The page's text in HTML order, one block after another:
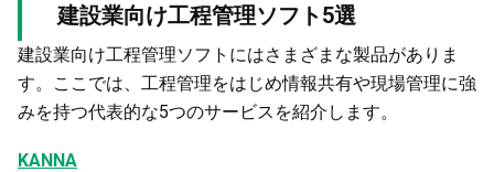
建設業向け工程管理ソフト5選
建設業向け工程管理ソフトにはさまざまな製品がありま
す。ここでは、工程管理をはじめ情報共有や現場管理に強
みを持つ代表的な5つのサービスを紹介します。
KANNA